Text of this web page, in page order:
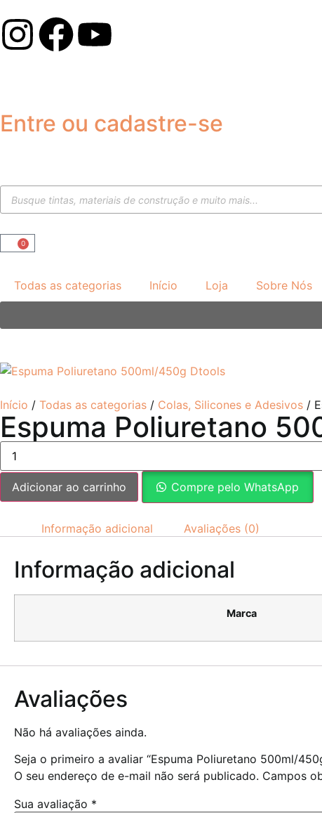
Entre ou cadastre-se
0
Todas as categorias Início Loja Sobre Nós
Início / Todas as categorias / Colas, Silicones e Adesivos /
Espuma Poliuretano
Adicionar ao carrinho Compre pelo WhatsApp
Informação adicional Avaliações (0)
Informação adicional
Marca
Avaliações
Não há avaliações ainda.
Seja o primeiro a avaliar “Espuma Poliuretano 500ml/
O seu endereço de e-mail não será publicado. Campos
Sua avaliação *